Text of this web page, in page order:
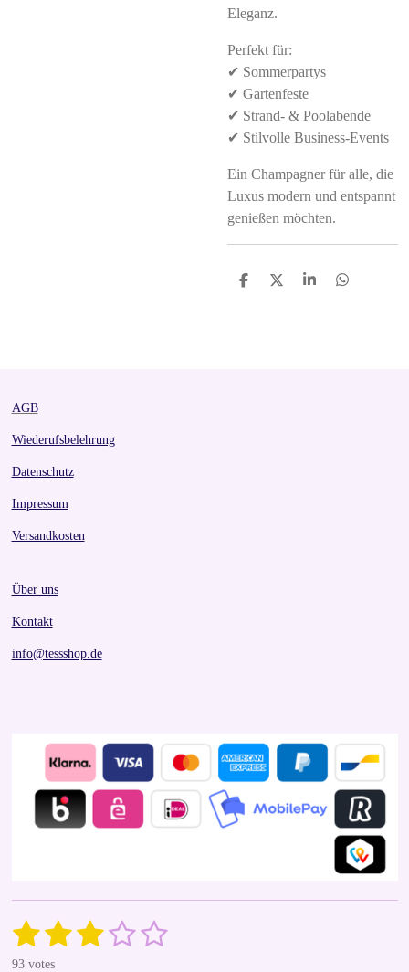
Eleganz.
Perfekt für:
✔ Sommerpartys
✔ Gartenfeste
✔ Strand- & Poolabende
✔ Stilvolle Business-Events
Ein Champagner für alle, die
Luxus modern und entspannt
genießen möchten.
S
S
S
S
AGB
Wiederufsbelehrung
Datenschutz
Impressum
Versandkosten
Über uns
Kontakt
info@tessshop.de
R
t
1
s
2
s
3 4 5
93 votes